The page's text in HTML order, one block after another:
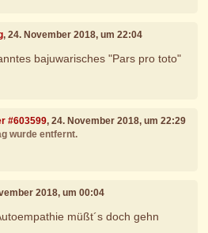
, 24. November 2018, um 22:04
bajuwarisches "Pars pro toto"
#603599, 24. November 2018, um 22:29
wurde entfernt.
2018, um 00:04
müßt´s doch gehn